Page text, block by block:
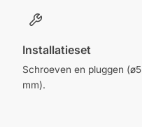
Installatieset
Schroeven en pluggen (ø5
mm).